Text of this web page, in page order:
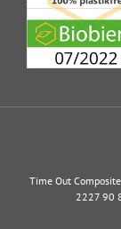
Time Out
2227 90